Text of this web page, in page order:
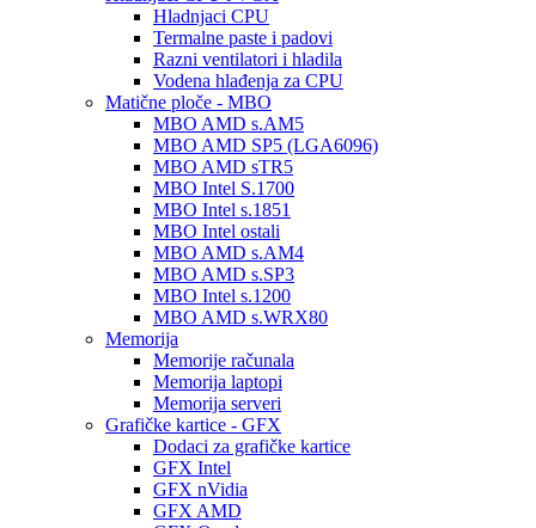
Hladnjaci CPU
Termalne paste i padovi
Razni ventilatori i hladila
Vodena hlađenja za CPU
Matične ploče - MBO
MBO AMD s.AM5
MBO AMD SP5 (LGA6096)
MBO AMD sTR5
MBO Intel S.1700
MBO Intel s.1851
MBO Intel ostali
MBO AMD s.AM4
MBO AMD s.SP3
MBO Intel s.1200
MBO AMD s.WRX80
Memorija
Memorije računala
Memorija laptopi
Memorija serveri
Grafičke kartice - GFX
Dodaci za grafičke kartice
GFX Intel
GFX nVidia
GFX AMD